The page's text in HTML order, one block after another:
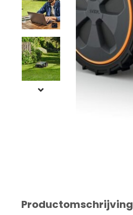
Productomschrijving